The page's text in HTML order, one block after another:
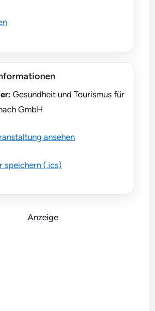
Gesundheit und Tourismus für
GmbH
ansehen
speichern (.ics)
Anzeige